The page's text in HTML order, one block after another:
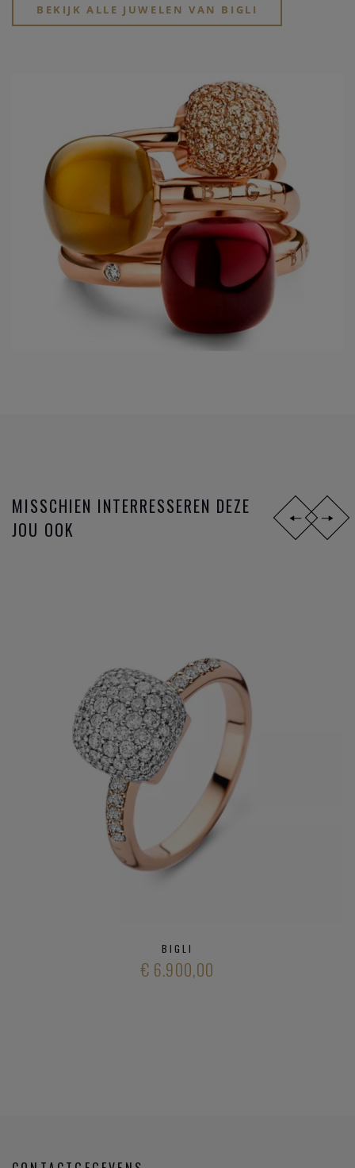
materialen van hoogstaande kwaliteit en het uiterst
vakkundige zetwerk. Juwelen uit de Bigli collectie zijn
BEKIJK ALLE JUWELEN VAN BIGLI
MISSCHIEN INTERRESSEREN DEZE
JOU OOK
BIGLI
€ 6.900,00